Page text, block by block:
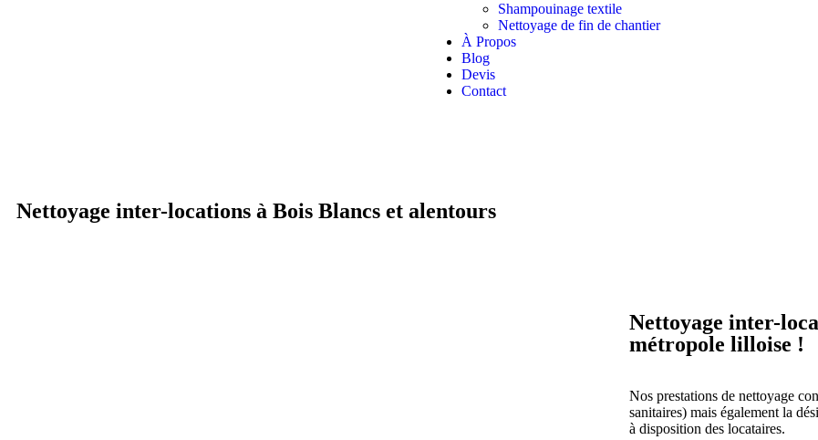
Shampouinage textile
Nettoyage de fin de chantier
À Propos
Blog
Devis
Contact
Nettoyage inter-locations à Bois Blancs et alentours
Nettoyage inter-
métropole lilloise !
Nos prestations de nettoyage
sanitaires) mais également la
à disposition des locataires.